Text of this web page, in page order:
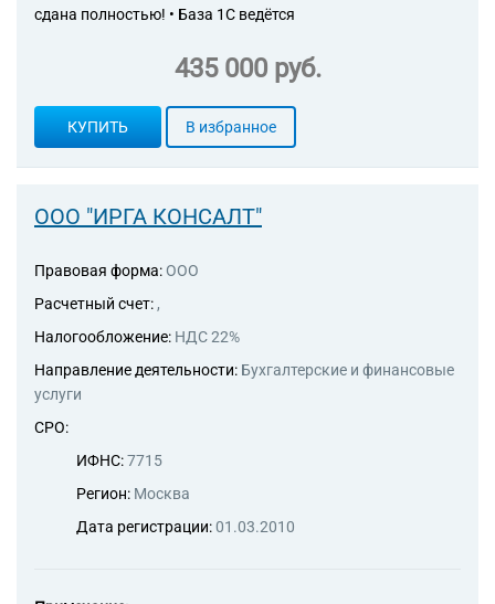
71.11 Деятельность в области
71.12 Деятельность в области
инженерных изысканий,
проектирования, управления
проектами строительства,
выполнения строительного
надзора, предоставление
технических консультаций в
строительных машин и
по подбору персонала
сдана полностью! • База 1С ведётся
435 000 руб.
КУПИТЬ В избранное
ООО "ИРГА КОНСАЛТ"
Правовая форма: ООО
Расчетный счет: ,
Налогообложение: НДС 22%
Направление деятельности: Бухгалтерские и финансовые
услуги
СРО:
ИФНС:7715
Регион: Москва
Дата регистрации:01.03.2010